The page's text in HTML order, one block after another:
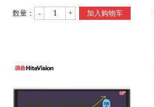
数量： - + 加入购物车